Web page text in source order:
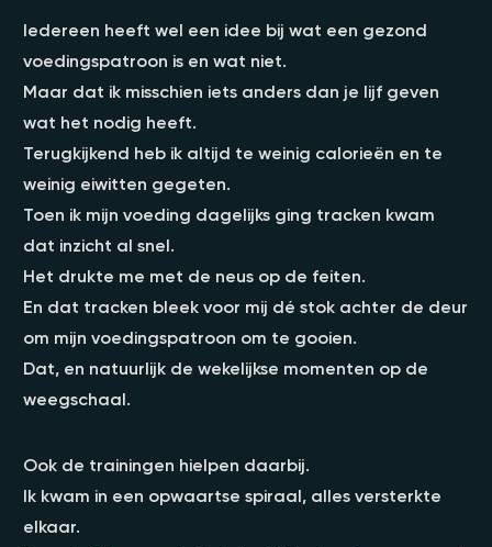
Iedereen heeft wel een idee bij wat een gezond
voedingspatroon is en wat niet.
Maar dat ik misschien iets anders dan je lijf geven
wat het nodig heeft.
Terugkijkend heb ik altijd te weinig calorieën en te
weinig eiwitten gegeten.
Toen ik mijn voeding dagelijks ging tracken kwam
dat inzicht al snel.
Het drukte me met de neus op de feiten.
En dat tracken bleek voor mij dé stok achter de deur
om mijn voedingspatroon om te gooien.
Dat, en natuurlijk de wekelijkse momenten op de
weegschaal.
Ook de trainingen hielpen daarbij.
Ik kwam in een opwaartse spiraal, alles versterkte
elkaar.